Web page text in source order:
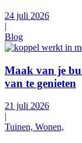
24 juli 2026
|
Blog
Maak van je
van te genieten
21 juli 2026
|
Tuinen, Wonen,